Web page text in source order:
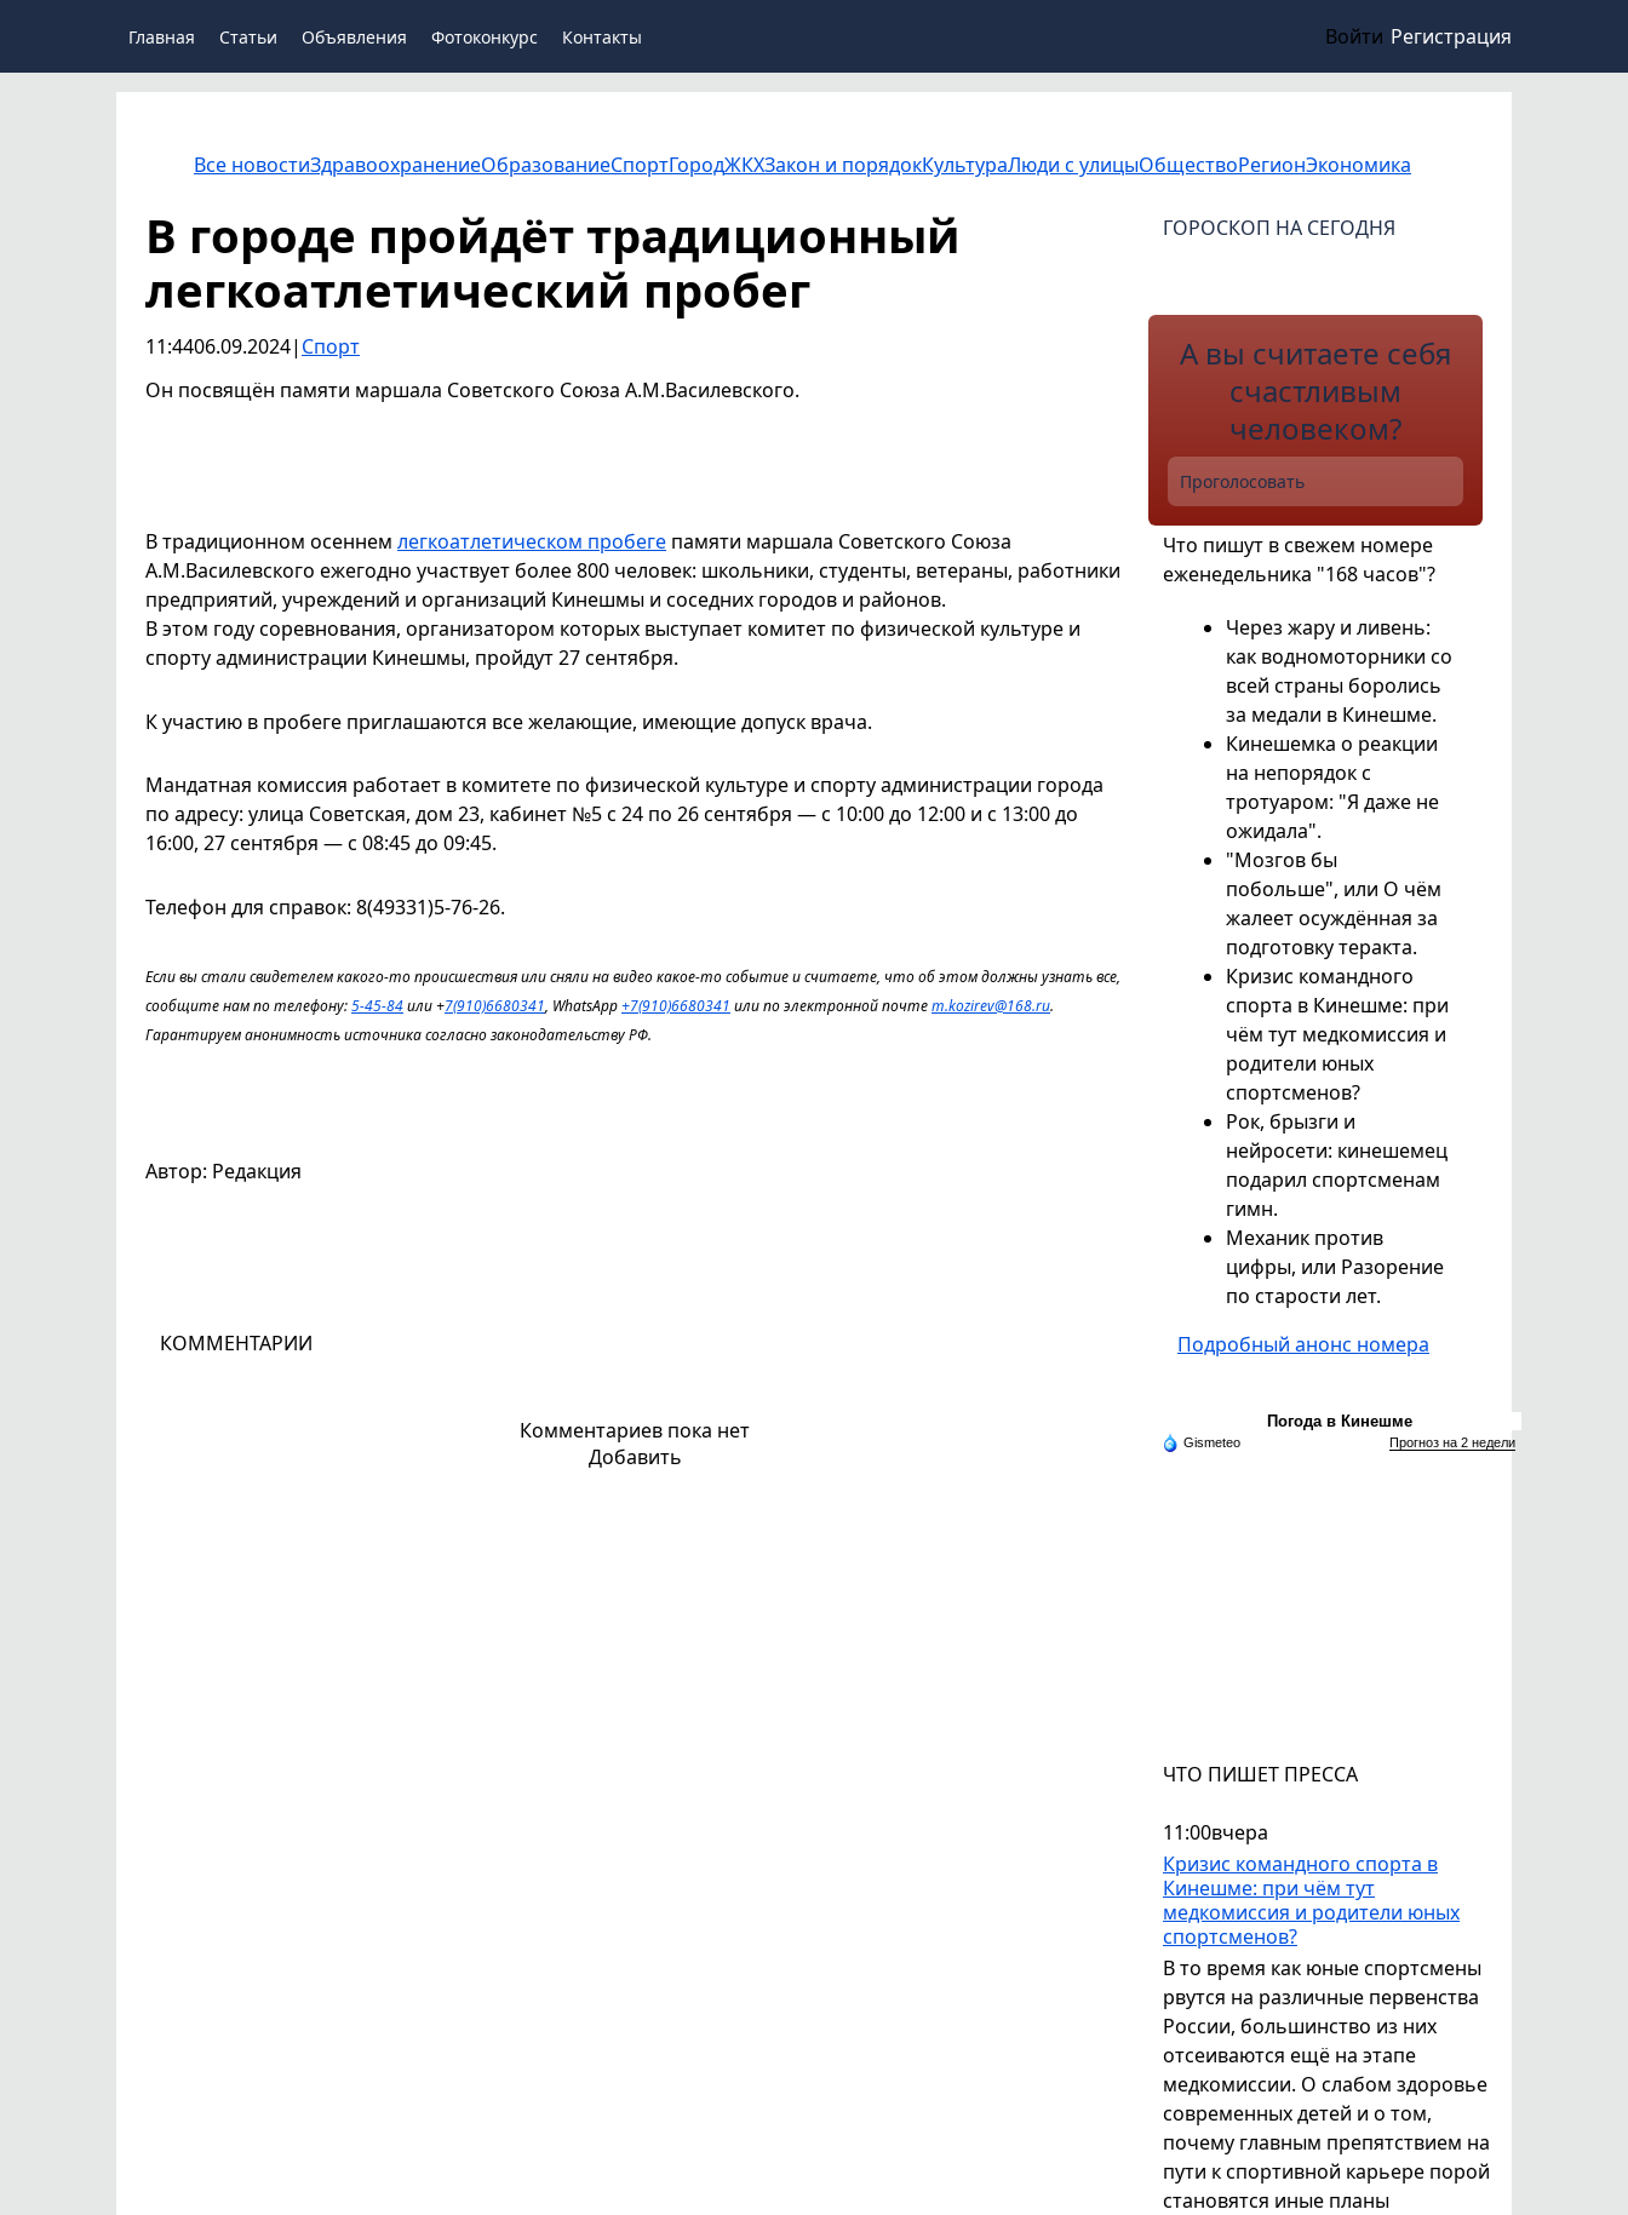
Главная Статьи Объявления Фотоконкурс Контакты Войти Регистрация
Все новостиЗдравоохранениеОбразованиеСпортГородЖКХЗакон и порядокКультураЛюди с улицыОбществоРегионЭкономика
ЧТО ПИШЕТ ПРЕССА
11:00вчера
Кризис командного спорта в
Кинешме: при чём тут
медкомиссия и родители юных
спортсменов?
В то время как юные спортсмены
рвутся на различные первенства
России, большинство из них
отсеиваются ещё на этапе
медкомиссии. О слабом здоровье
современных детей и о том,
почему главным препятствием на
пути к спортивной карьере порой
становятся иные планы
В городе пройдёт традиционный
легкоатлетический пробег
11:4406.09.2024| Спорт
Он посвящён памяти маршала Советского Союза А.М.Василевского.
В традиционном осеннем легкоатлетическом пробеге памяти маршала Советского Союза
А.М.Василевского ежегодно участвует более 800 человек: школьники, студенты, ветераны, работники
предприятий, учреждений и организаций Кинешмы и соседних городов и районов.
В этом году соревнования, организатором которых выступает комитет по физической культуре и
спорту администрации Кинешмы, пройдут 27 сентября.
К участию в пробеге приглашаются все желающие, имеющие допуск врача.
Мандатная комиссия работает в комитете по физической культуре и спорту администрации города
по адресу: улица Советская, дом 23, кабинет №5 с 24 по 26 сентября — с 10:00 до 12:00 и с 13:00 до
16:00, 27 сентября — с 08:45 до 09:45.
Телефон для справок: 8(49331)5-76-26.
Если вы стали свидетелем какого-то происшествия или сняли на видео какое-то событие и считаете, что об этом должны узнать все,
сообщите нам по телефону:5-45-84или +7(910)6680341, WhatsApp+7(910)6680341 или по электронной почтеm.kozirev@168.ru.
Гарантируем анонимность источника согласно законодательству РФ.
Автор: Редакция
КОММЕНТАРИИ
Комментариев пока нет
Добавить
ГОРОСКОП НА СЕГОДНЯ
А вы считаете себя
счастливым
человеком?
Проголосовать
Что пишут в свежем номере
еженедельника "168 часов"?
Через жару и ливень:
как водномоторники со
всей страны боролись
за медали в Кинешме.
Кинешемка о реакции
на непорядок с
тротуаром: "Я даже не
ожидала".
"Мозгов бы
побольше", или О чём
жалеет осуждённая за
подготовку теракта.
Кризис командного
спорта в Кинешме: при
чём тут медкомиссия и
родители юных
спортсменов?
Рок, брызги и
нейросети: кинешемец
подарил спортсменам
гимн.
Механик против
цифры, или Разорение
по старости лет.
Подробный анонс номера
Погода в Кинешме
Gismeteo Прогноз на 2 недели